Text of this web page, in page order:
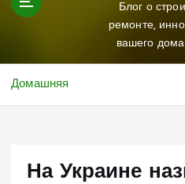
Блог о
ремонте,
вашего дома
Домашняя
На Украине